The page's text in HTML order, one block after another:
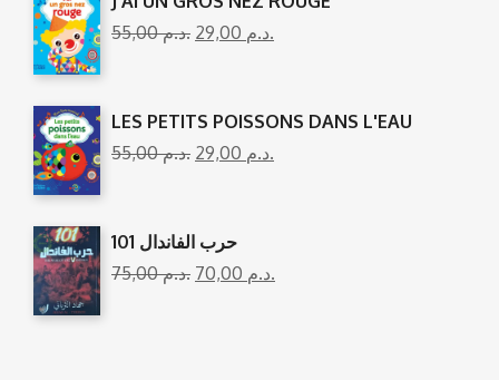
55,00
د.م. 29,00 د.م.
LES PETITS POISSONS DANS L'EAU
55,00
د.م. 29,00 د.م.
101 حرب الفاندال
75,00
د.م. 70,00 د.م.